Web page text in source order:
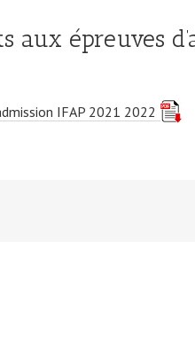
aux épreuves
IFAP 2021 2022